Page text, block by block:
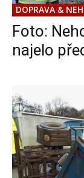
DOPRAVA &
Foto:
najelo